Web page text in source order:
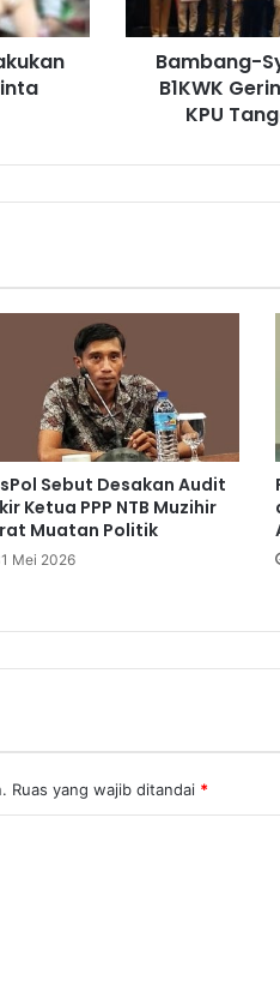
Bambang-
B1KWK
KPU
Sebut Desakan Audit
Ketua PPP NTB Muzihir
Muatan Politik
Mei 2026
Ruas yang wajib ditandai *